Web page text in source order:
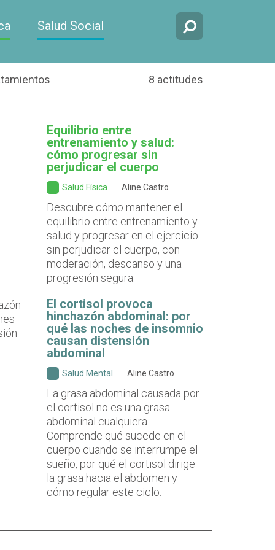
Salud Social
8 actitudes
Equilibrio entre
entrenamiento y salud:
cómo progresar sin
perjudicar el cuerpo
Salud Física Aline Castro
Descubre cómo mantener el
equilibrio entre entrenamiento y
salud y progresar en el ejercicio
sin perjudicar el cuerpo, con
moderación, descanso y una
progresión segura.
El cortisol provoca
hinchazón abdominal: por
qué las noches de insomnio
causan distensión
abdominal
Salud Mental Aline Castro
La grasa abdominal causada por
el cortisol no es una grasa
abdominal cualquiera.
Comprende qué sucede en el
cuerpo cuando se interrumpe el
sueño, por qué el cortisol dirige
la grasa hacia el abdomen y
cómo regular este ciclo.